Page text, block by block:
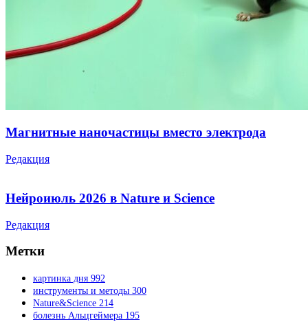
Магнитные наночастицы вместо электрода
Редакция
Нейроиюль 2026 в Nature и Science
Редакция
Метки
картинка дня 992
инструменты и методы 300
Nature&Science 214
болезнь Альцгеймера 195